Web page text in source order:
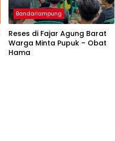
Bandarlampung
Reses di Fajar Agung Barat
Warga Minta Pupuk – Obat
Hama